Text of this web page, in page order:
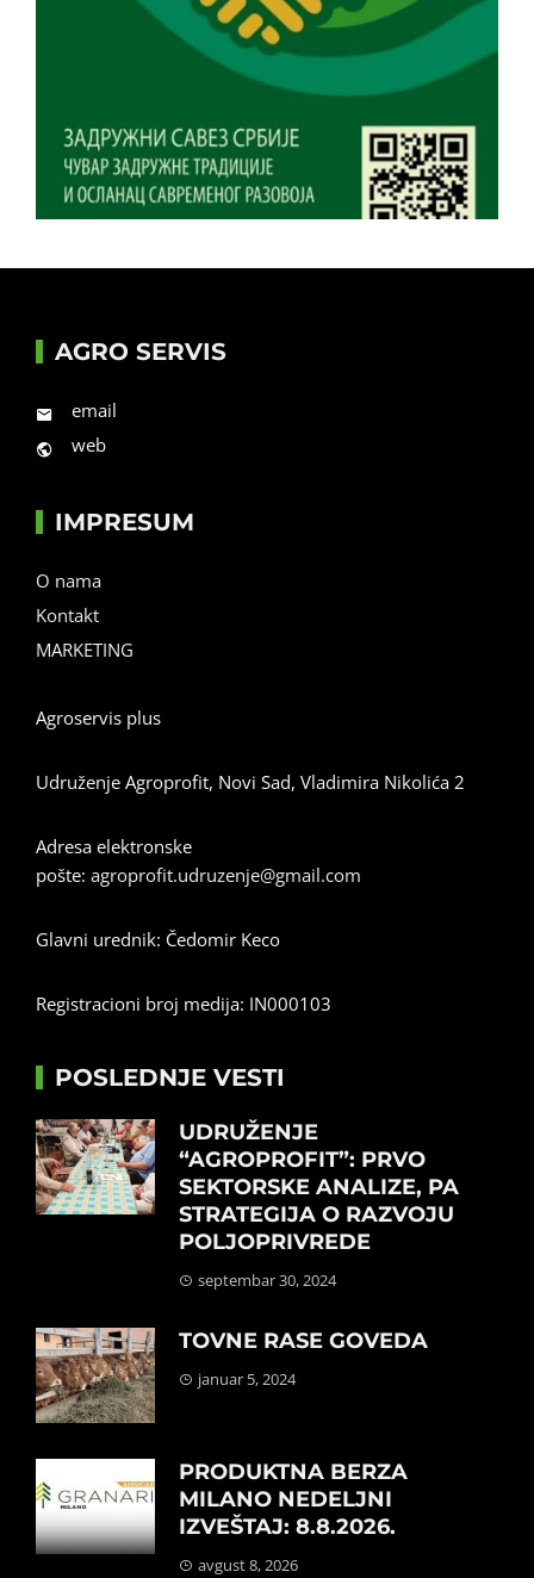
AGRO SERVIS
email
web
IMPRESUM
O nama
Kontakt
MARKETING
Agroservis plus
Udruženje Agroprofit, Novi Sad, Vladimira Nikolića 2
Adresa elektronske
pošte: agroprofit.udruzenje@gmail.com
Glavni urednik: Čedomir Keco
Registracioni broj medija: IN000103
POSLEDNJE VESTI
UDRUŽENJE
“AGROPROFIT”: PRVO
SEKTORSKE ANALIZE, PA
STRATEGIJA O RAZVOJU
POLJOPRIVREDE
septembar 30, 2024
TOVNE RASE GOVEDA
januar 5, 2024
PRODUKTNA BERZA
MILANO NEDELJNI
IZVEŠTAJ: 8.8.2026.
avgust 8, 2026